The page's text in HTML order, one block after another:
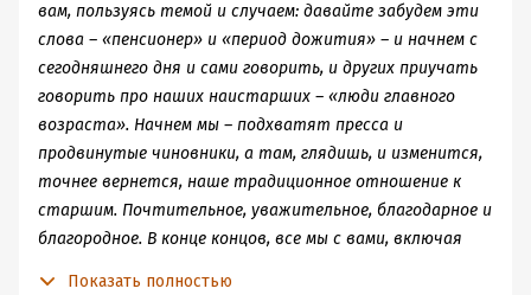
В общем, рекомендую для прочтения всем, особенно
людям, которых по отношению к нашей истории
постоянно мучает ощущение «что-то здесь не так».
вам, пользуясь темой и случаем: давайте забудем эти
слова – «пенсионер» и «период дожития» – и начнем с
сегодняшнего дня и сами говорить, и других приучать
говорить про наших наистарших – «люди главного
возраста». Начнем мы – подхватят пресса и
продвинутые чиновники, а там, глядишь, и изменится,
точнее вернется, наше традиционное отношение к
старшим. Почтительное, уважительное, благодарное и
благородное. В конце концов, все мы с вами, включая
Показать полностью